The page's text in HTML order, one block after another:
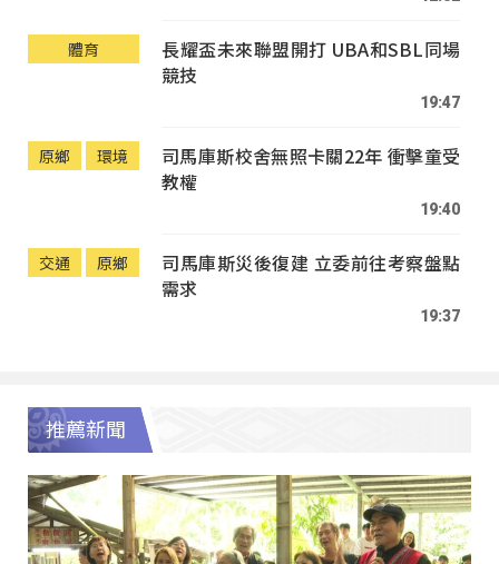
體育
長耀盃未來聯盟開打 UBA和SBL同場
競技
19:47
原鄉 環境
司馬庫斯校舍無照卡關22年 衝擊童受
教權
19:40
交通 原鄉
司馬庫斯災後復建 立委前往考察盤點
需求
19:37
推薦新聞